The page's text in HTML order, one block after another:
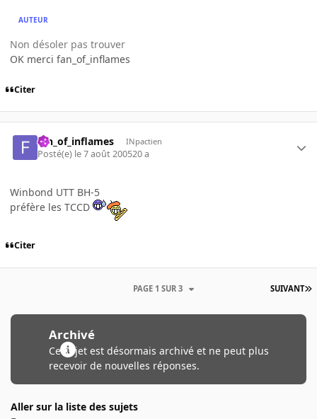
AUTEUR
Non désoler pas trouver
OK merci fan_of_inflames
Citer
fan_of_inflames INpactien
Posté(e) le 7 août 200520 a
Winbond UTT BH-5
préfère les TCCD
Citer
SUIVANT
PAGE 1 SUR 3
Archivé
Ce sujet est désormais archivé et ne peut plus
recevoir de nouvelles réponses.
Aller sur la liste des sujets